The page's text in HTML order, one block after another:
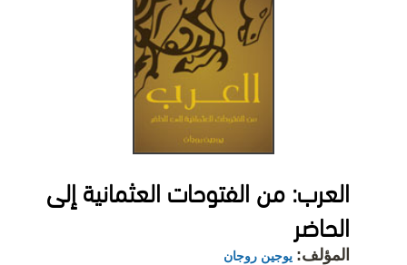
العرب: من الفتوحات العثمانية إلى
الحاضر
المؤلف: يوجين روجان